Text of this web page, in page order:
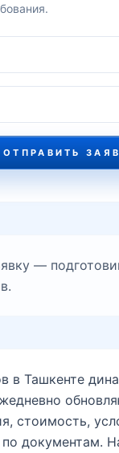
ОТПРАВИТЬ
—
в Ташкенте
стоимость,
документам.